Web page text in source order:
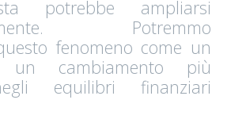
potrebbe ampliarsi
Potremmo
fenomeno come un
cambiamento più
equilibri finanziari